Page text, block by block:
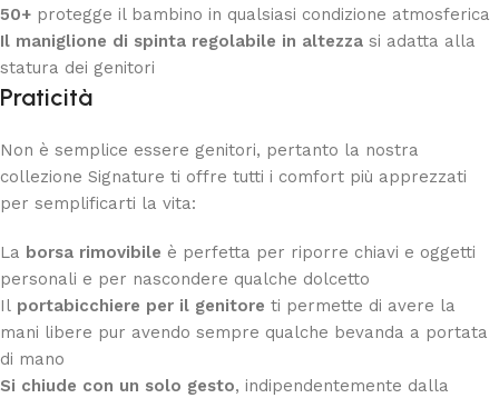
50+ protegge il bambino in qualsiasi condizione atmosferica
Il maniglione di spinta regolabile in altezza si adatta alla
statura dei genitori
Praticità
Non è semplice essere genitori, pertanto la nostra
collezione Signature ti offre tutti i comfort più apprezzati
per semplificarti la vita:
La borsa rimovibile è perfetta per riporre chiavi e oggetti
personali e per nascondere qualche dolcetto
Il portabicchiere per il genitore ti permette di avere la
mani libere pur avendo sempre qualche bevanda a portata
di mano
Si chiude con un solo gesto, indipendentemente dalla